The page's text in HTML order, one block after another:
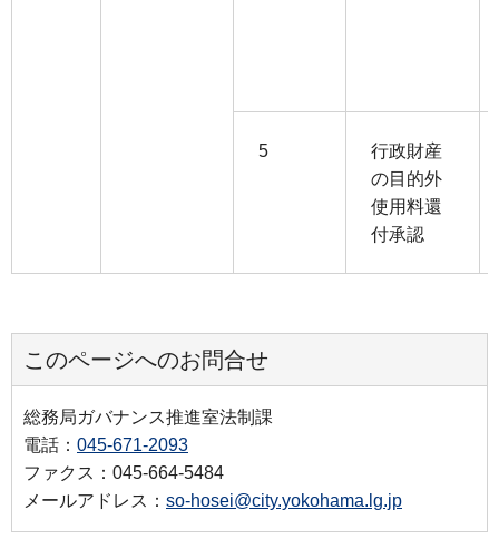
5
行政財産
の目的外
使用料還
付承認
このページへのお問合せ
総務局ガバナンス推進室法制課
電話： 045-671-2093
ファクス：045-664-5484
メールアドレス： so-hosei@city.yokohama.lg.jp